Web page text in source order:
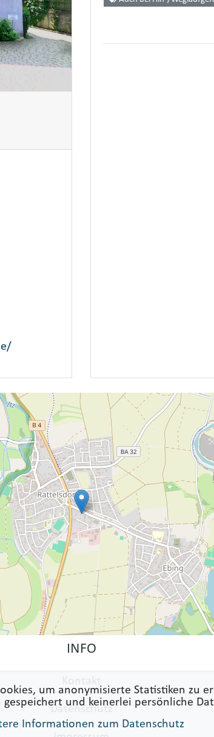
um anonymisierte Statistiken zu
und keinerlei persönliche
Informationen zum Datenschutz
INFO
Kontakt
Datenschutz